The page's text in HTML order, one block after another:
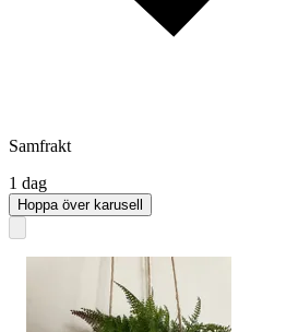
Samfrakt
1 dag
Hoppa över karusell